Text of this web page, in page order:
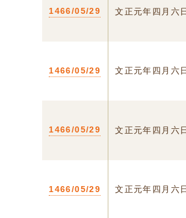
1466/05/29 文正元年四月六
1466/05/29 文正元年四月六
1466/05/29 文正元年四月六
1466/05/29 文正元年四月六